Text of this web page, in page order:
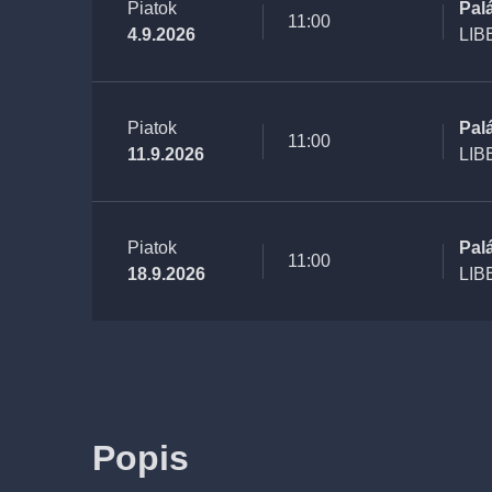
Piatok
4.9.2026
11:00
Piatok
11.9.2026
11:00
Piatok
18.9.2026
11:00
Popis